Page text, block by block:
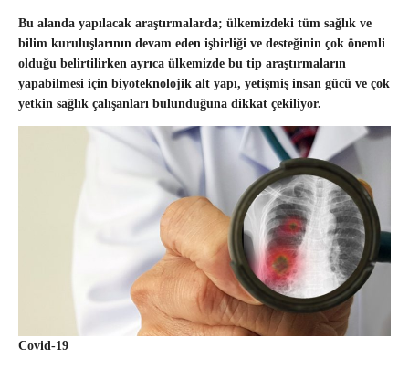
Bu alanda yapılacak araştırmalarda; ülkemizdeki tüm sağlık ve
bilim kuruluşlarının devam eden işbirliği ve desteğinin çok önemli
olduğu belirtilirken ayrıca ülkemizde bu tip araştırmaların
yapabilmesi için biyoteknolojik alt yapı, yetişmiş insan gücü ve çok
yetkin sağlık çalışanları bulunduğuna dikkat çekiliyor.
Covid-19